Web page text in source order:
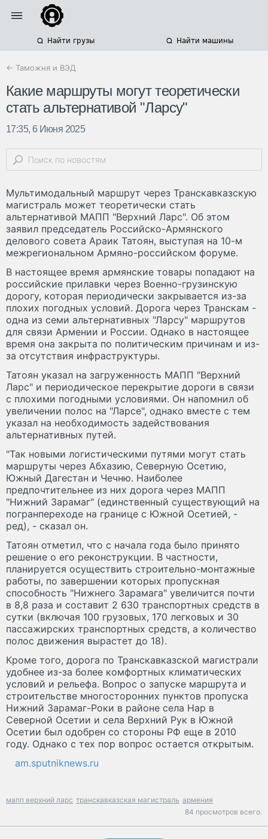
Найти грузы Найти машины
← Таможня и ВЭД
Какие маршруты могут теоретически
стать альтернативой "Ларсу"
17:35, 6 Июня 2025
Мультимодальный маршрут через Транскавказскую
магистраль может теоретически стать
альтернативой МАПП "Верхний Ларс". Об этом
заявил председатель Российско-Армянского
делового совета Араик Татоян, выступая на 10-м
межрегиональном Армяно-российском форуме.
В настоящее время армянские товары попадают на
российские прилавки через Военно-грузинскую
дорогу, которая периодически закрывается из-за
плохих погодных условий. Дорога через Транскам -
одна из семи альтернативных "Ларсу" маршрутов
для связи Армении и России. Однако в настоящее
время она закрыта по политическим причинам и из-
за отсутствия инфраструктуры.
Татоян указал на загруженность МАПП "Верхний
Ларс" и периодическое перекрытие дороги в связи
с плохими погодными условиями. Он напомнил об
увеличении полос на "Ларсе", однако вместе с тем
указал на необходимость задействования
альтернативных путей.
"Так новыми логистическими путями могут стать
маршруты через Абхазию, Северную Осетию,
Южный Дагестан и Чечню. Наиболее
предпочтительнее из них дорога через МАПП
"Нижний Зарамаг" (единственный существующий на
погранпереходе на границе с Южной Осетией, -
ред), - сказал он.
Татоян отметил, что с начала года было принято
решение о его реконструкции. В частности,
планируется осуществить строительно-монтажные
работы, по завершении которых пропускная
способность "Нижнего Зарамага" увеличится почти
в 8,8 раза и составит 2 630 транспортных средств в
сутки (включая 100 грузовых, 170 легковых и 30
пассажирских транспортных средств, а количество
полос движения вырастет до 18).
Кроме того, дорога по Транскавказской магистрали
удобнее из-за более комфортных климатических
условий и рельефа. Вопрос о запуске маршрута и
строительстве многосторонних пунктов пропуска
Нижний Зарамаг-Роки в районе села Нар в
Северной Осетии и села Верхний Рук в Южной
Осетии был одобрен со стороны РФ еще в 2010
году. Однако с тех пор вопрос остается открытым.
am.sputniknews.ru
мапп верхний ларс транскавказская магистраль армения
84 просмотров всего.